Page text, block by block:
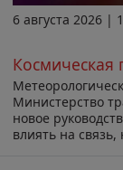
6 августа 2026 |
Космическая
Министерство
новое
влиять на